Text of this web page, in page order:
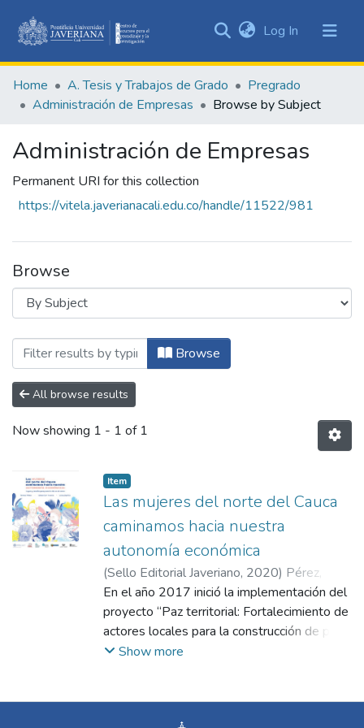
&
Collections
Log In (current)
Home A. Tesis y Trabajos de Grado
Pregrado
Administración de Empresas
Browse by Subject
Administración de Empresas
Permanent URI for this collection
https://vitela.javerianacali.edu.co/handle/11522/981
Browse
Browsing Administración de Empresas
Browse
All browse results
Now showing 1 - 1 of 1
Item
Las mujeres del norte del Cauca
caminamos hacia nuestra
autonomía económica
(Sello Editorial Javeriano, 2020) Pérez,
Teresa;Anzola, Sebastián;Espitia Pérez,
Luisa Fernanda
En el año 2017 inició la implementación del
proyecto “Paz territorial: Fortalecimiento de
actores locales para la construcción de paz y
el desarrollo de modelos económicos
Show more